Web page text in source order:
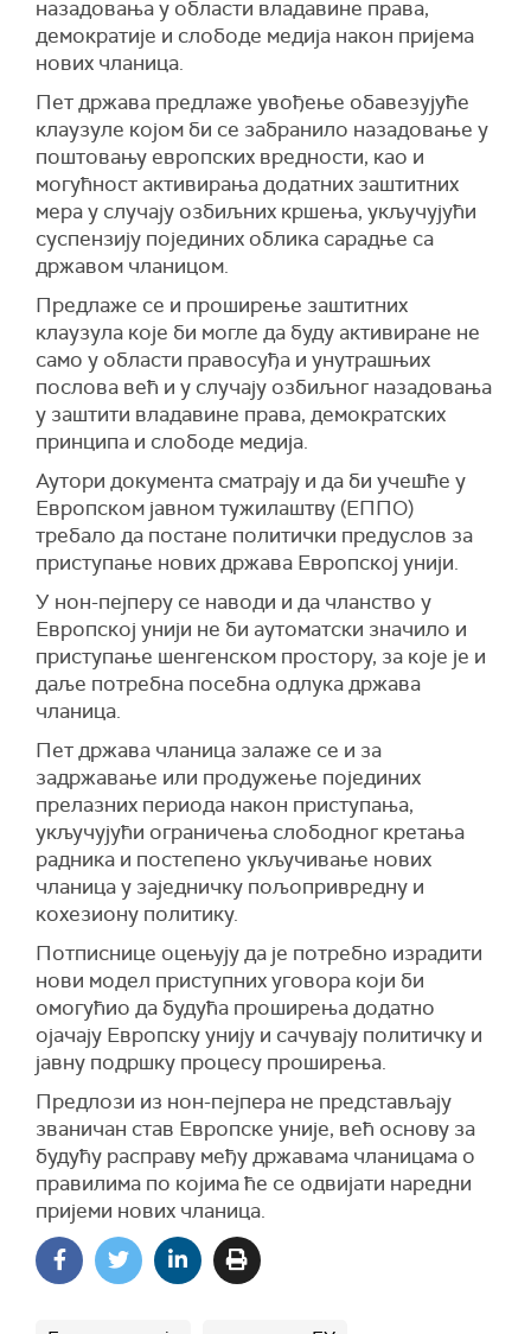
назадовања у области владавине права,
демократије и слободе медија након пријема
нових чланица.
Пет држава предлаже увођење обавезујуће
клаузуле којом би се забранило назадовање у
поштовању европских вредности, као и
могућност активирања додатних заштитних
мера у случају озбиљних кршења, укључујући
суспензију појединих облика сарадње са
државом чланицом.
Предлаже се и проширење заштитних
клаузула које би могле да буду активиране не
само у области правосуђа и унутрашњих
послова већ и у случају озбиљног назадовања
у заштити владавине права, демократских
принципа и слободе медија.
Аутори документа сматрају и да би учешће у
Европском јавном тужилаштву (ЕППО)
требало да постане политички предуслов за
приступање нових држава Европској унији.
У нон-пејперу се наводи и да чланство у
Европској унији не би аутоматски значило и
приступање шенгенском простору, за које је и
даље потребна посебна одлука држава
чланица.
Пет држава чланица залаже се и за
задржавање или продужење појединих
прелазних периода након приступања,
укључујући ограничења слободног кретања
радника и постепено укључивање нових
чланица у заједничку пољопривредну и
кохезиону политику.
Потписнице оцењују да је потребно израдити
нови модел приступних уговора који би
омогућио да будућа проширења додатно
ојачају Европску унију и сачувају политичку и
јавну подршку процесу проширења.
Предлози из нон-пејпера не представљају
званичан став Европске уније, већ основу за
будућу расправу међу државама чланицама о
правилима по којима ће се одвијати наредни
пријеми нових чланица.